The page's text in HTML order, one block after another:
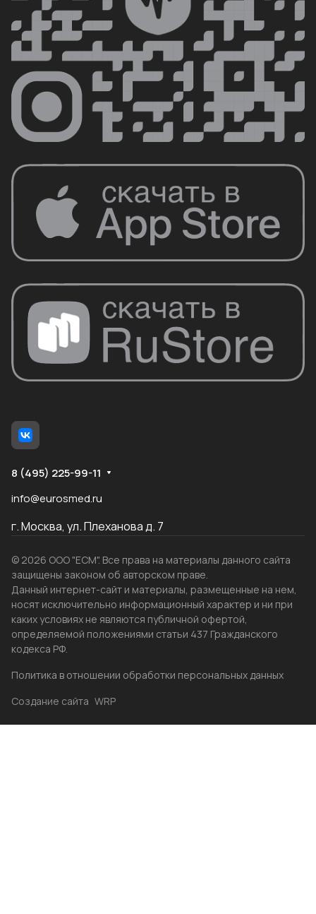
8 (495) 225-99-11
info@eurosmed.ru
г. Москва, ул. Плеханова д. 7
© 2026 ООО "ЕСМ". Все права на материалы данного сайта
защищены законом об авторском праве.
Данный интернет-сайт и материалы, размещенные на нем,
носят исключительно информационный характер и ни при
каких условиях не являются публичной офертой,
определяемой положениями статьи 437 Гражданского
кодекса РФ.
Политика в отношении обработки персональных данных
Создание сайта WRP